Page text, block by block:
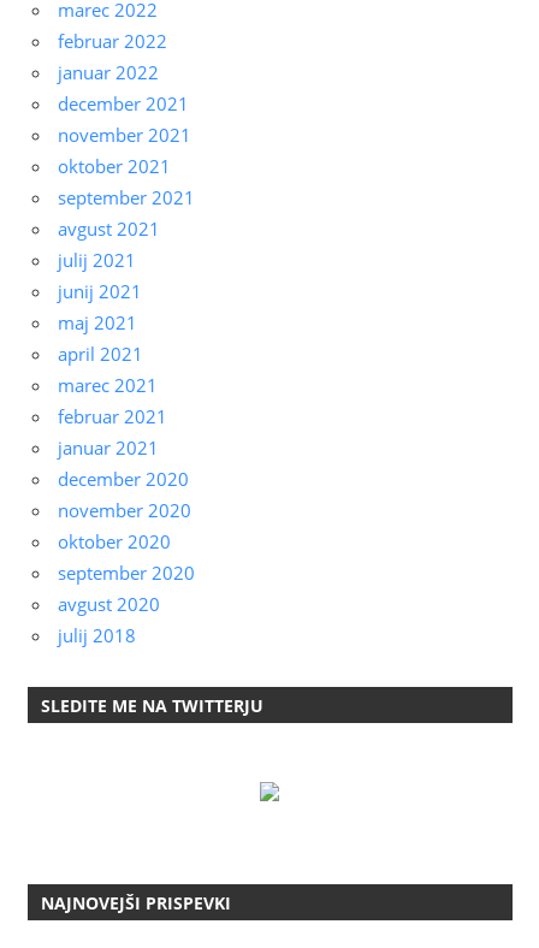
marec 2022
februar 2022
januar 2022
december 2021
november 2021
oktober 2021
september 2021
avgust 2021
julij 2021
junij 2021
maj 2021
april 2021
marec 2021
februar 2021
januar 2021
december 2020
november 2020
oktober 2020
september 2020
avgust 2020
julij 2018
SLEDITE ME NA TWITTERJU
NAJNOVEJŠI PRISPEVKI